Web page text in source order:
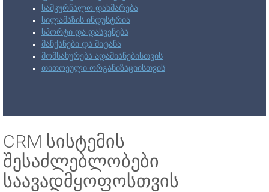
სამკურნალო დახმარება
სილამაზის ინდუსტრია
სპორტი და დასვენება
მანქანები და მიტანა
მომსახურება ადამიანებისთვის
თითოეული ორგანიზაციისთვის
CRM სისტემის
შესაძლებლობები
საავადმყოფოსთვის